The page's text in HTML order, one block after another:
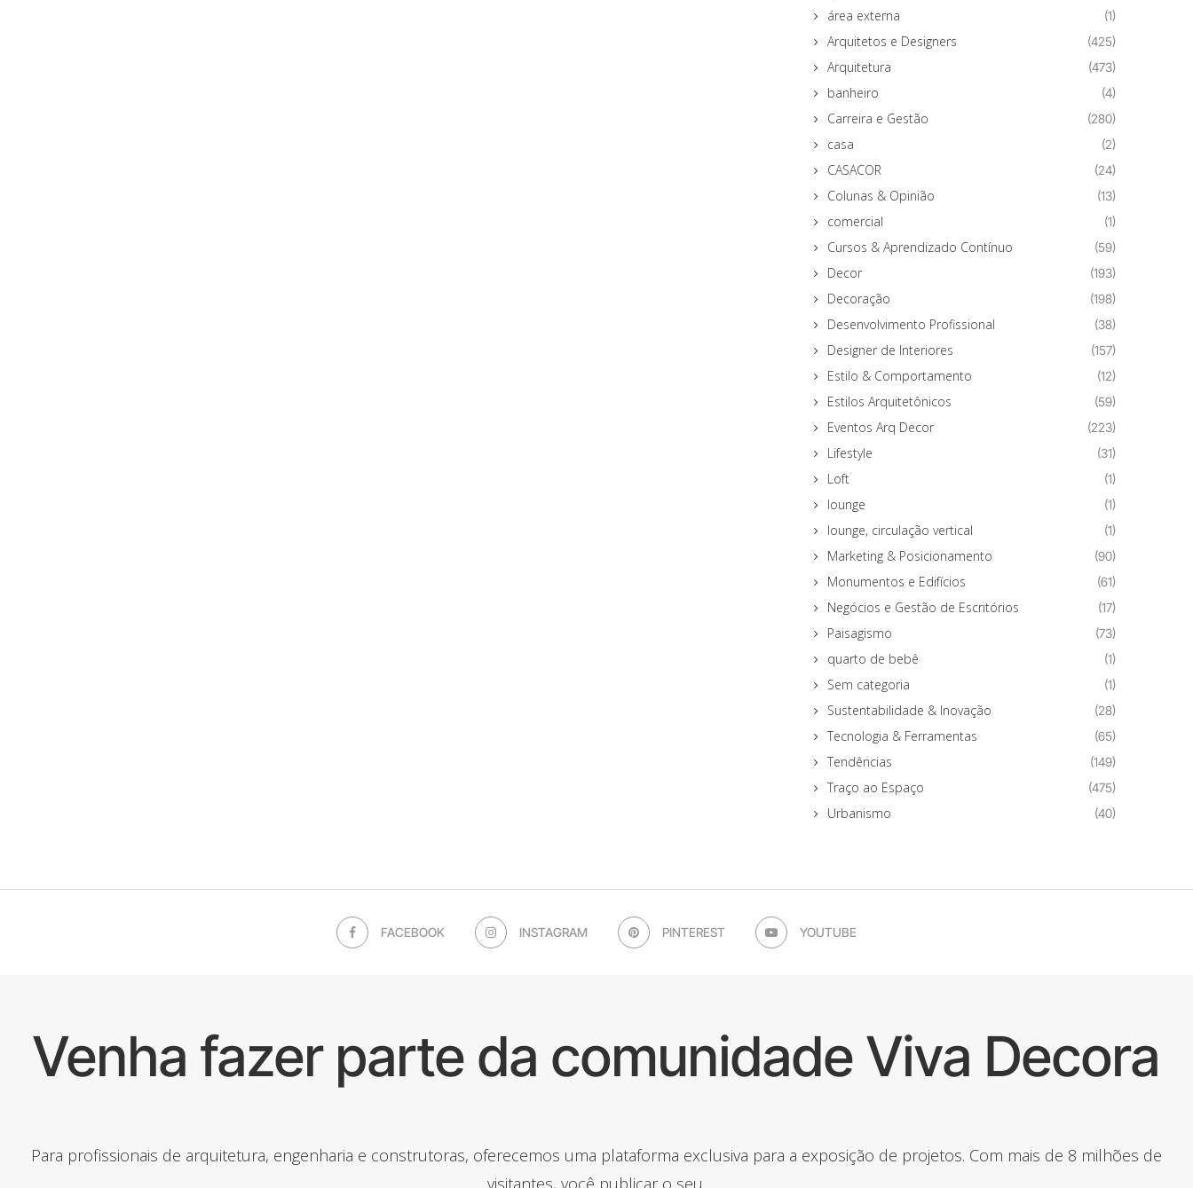
área externa (1)
Arquitetos e Designers (425)
Arquitetura (473)
banheiro (4)
Carreira e Gestão (280)
casa (2)
CASACOR (24)
Colunas & Opinião (13)
comercial (1)
Cursos & Aprendizado Contínuo (59)
Decor (193)
Decoração (198)
Desenvolvimento Profissional (38)
Designer de Interiores (157)
Estilo & Comportamento (12)
Estilos Arquitetônicos (59)
Eventos Arq Decor (223)
Lifestyle (31)
Loft (1)
lounge (1)
lounge, circulação vertical (1)
Marketing & Posicionamento (90)
Monumentos e Edifícios (61)
Negócios e Gestão de Escritórios (17)
Paisagismo (73)
quarto de bebê (1)
Sem categoria (1)
Sustentabilidade & Inovação (28)
Tecnologia & Ferramentas (65)
Tendências (149)
Traço ao Espaço (475)
Urbanismo (40)
FACEBOOK INSTAGRAM PINTEREST YOUTUBE
Venha fazer parte da comunidade Viva Decora
Para profissionais de arquitetura, engenharia e construtoras, oferecemos uma plataforma exclusiva para a exposição de projetos. Com mais de 8 milhões de
visitantes, você publicar o seu.